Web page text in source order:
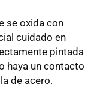
se oxida con
cuidado en
pintada
haya un contacto
de acero.